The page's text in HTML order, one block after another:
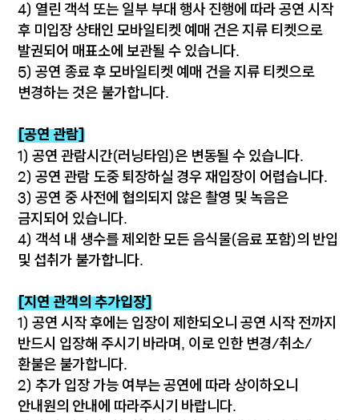
4) 열린 객석 또는 일부 부대 행사 진행에 따라 공연 시작
후 미입장 상태인 모바일티켓 예매 건은 지류 티켓으로
발권되어 매표소에 보관될 수 있습니다.
5) 공연 종료 후 모바일티켓 예매 건을 지류 티켓으로
변경하는 것은 불가합니다.
[공연 관람]
1) 공연 관람시간(러닝타임)은 변동될 수 있습니다.
2) 공연 관람 도중 퇴장하실 경우 재입장이 어렵습니다.
3) 공연 중 사전에 협의되지 않은 촬영 및 녹음은
금지되어 있습니다.
4) 객석 내 생수를 제외한 모든 음식물(음료 포함)의 반입
및 섭취가 불가합니다.
[지연 관객의 추가입장]
1) 공연 시작 후에는 입장이 제한되오니 공연 시작 전까지
반드시 입장해 주시기 바라며, 이로 인한 변경/취소/
환불은 불가합니다.
2) 추가 입장 가능 여부는 공연에 따라 상이하오니
안내원의 안내에 따라주시기 바랍니다.